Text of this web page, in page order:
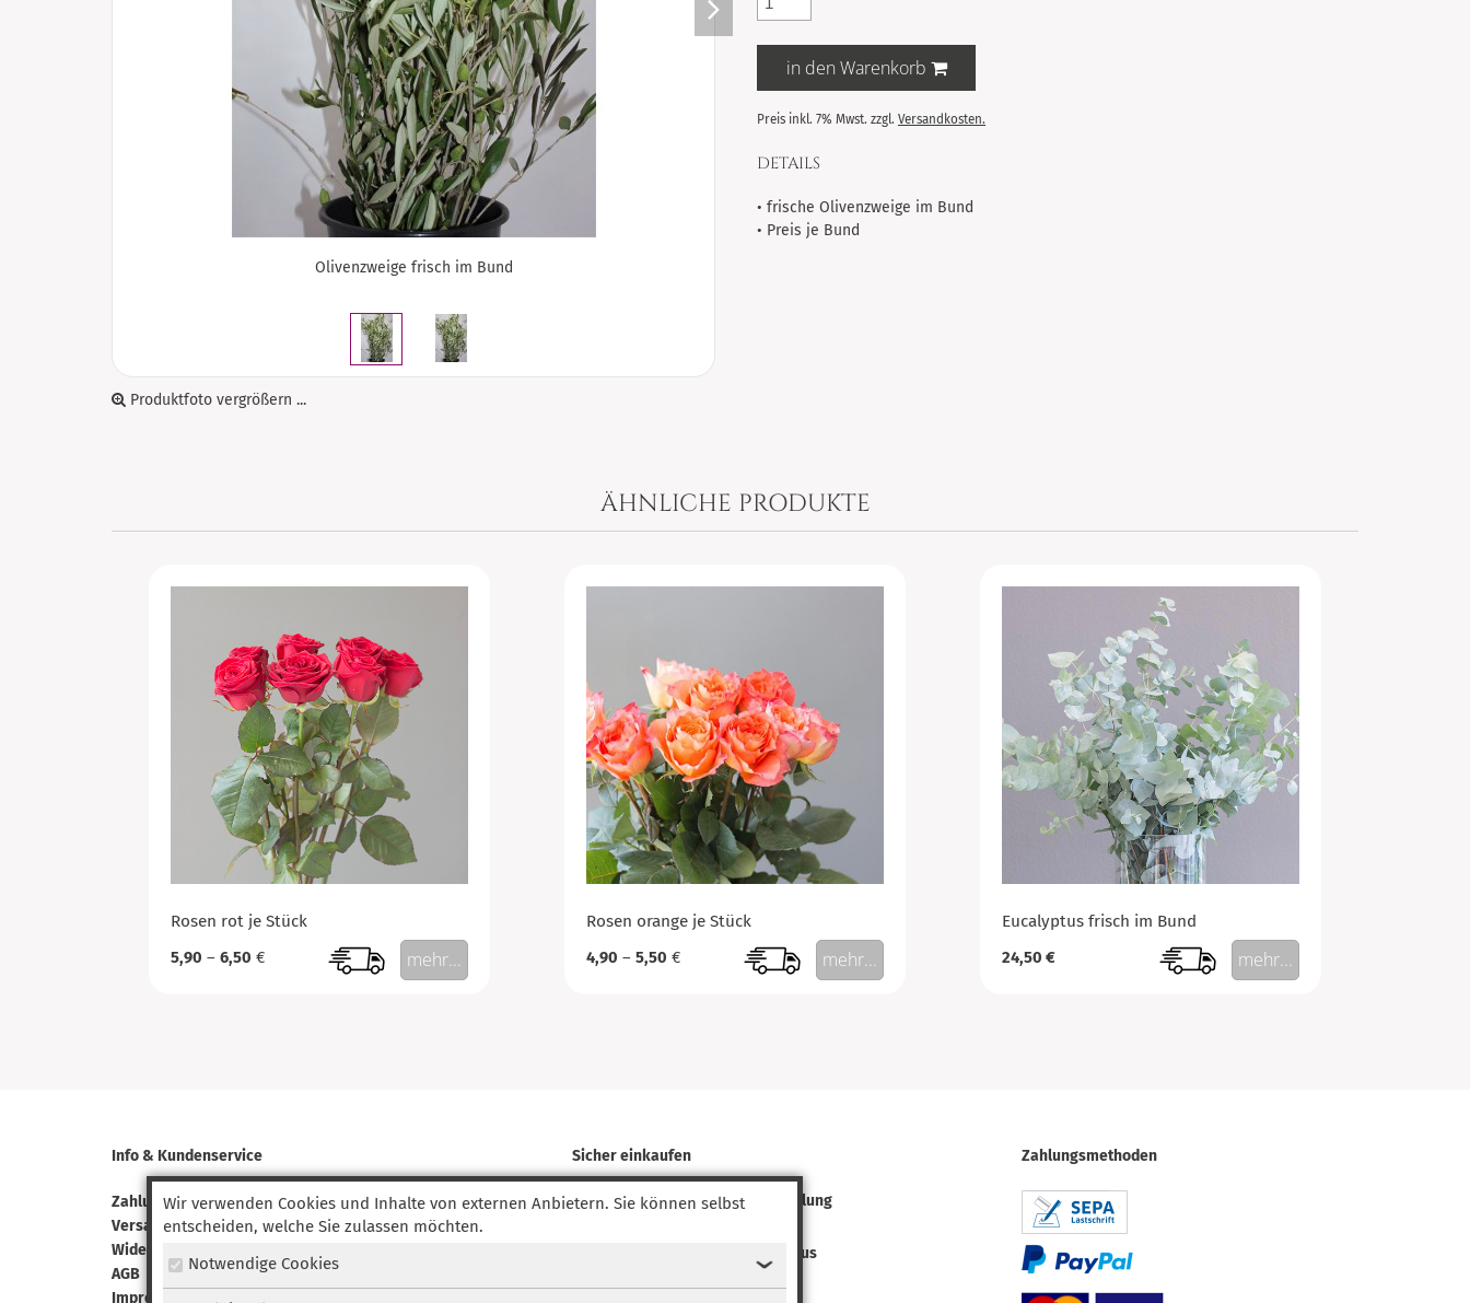
in den Warenkorb
Preis inkl. 7% Mwst. zzgl. Versandkosten.
DETAILS
• frische Olivenzweige im Bund
• Preis je Bund
Olivenzweige frisch im Bund
Produktfoto vergrößern ...
ÄHNLICHE PRODUKTE
Rosen rot je Stück
5,90 – 6,50 € mehr...
Rosen orange je Stück
4,90 – 5,50 € mehr...
Eucalyptus frisch im Bund
24,50 €
mehr...
Info & Kundenservice
Zahlungsarten
Versandinformationen
Widerrufsbelehrung
AGB
Impressum
Sicher einkaufen
✓ Schnelle Lieferung oder Abholung
Sichere Zahlung mit PayPal Plus
Zahlungsmethoden
Wir verwenden Cookies und Inhalte von externen Anbietern. Sie können selbst
entscheiden, welche Sie zulassen möchten.
Notwendige Cookies
‹